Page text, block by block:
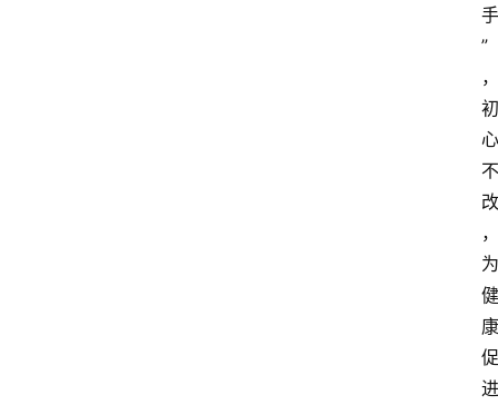
手
”
，
初
心
不
改
，
为
健
康
促
进